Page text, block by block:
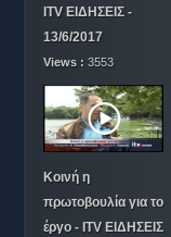
ITV ΕΙΔΗΣΕΙΣ -
13/6/2017
Views : 3553
Κοινή η
πρωτοβουλία για το
έργο - ITV ΕΙΔΗΣΕΙΣ